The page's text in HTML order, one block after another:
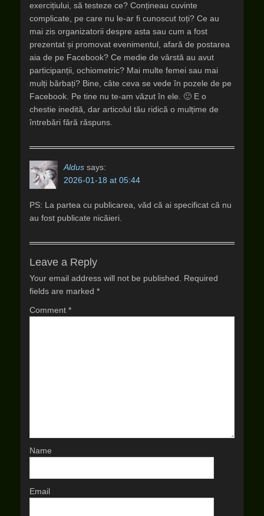
exercițiului, să testeze ce? Conțineau cuvinte
complicate, pe care nu le-ar fi cunoscut toți? Ce au
mai zis organizatorii despre asta sau cum a fost
prezentat și promovat evenimentul, afară de postarea
aia de pe Facebook? Ce medie de vârstă au avut
participanții, ochiometric? Mai multe femei sau mai
mulți bărbați? Bine, câte ceva se vede în pozele de pe
Facebook. Pe tine nu te-am văzut în ele. 🙂 E o
chestie inedită, dar articolul tău ridică o mulțime de
întrebări fără răspuns.
Aldus says:
2026-01-18 at 05:44
PS: La partea cu publicarea, văd că ai specificat că nu
au fost publicate nicăieri.
Leave a Reply
Your email address will not be published. Required
fields are marked *
Comment *
Name
Email